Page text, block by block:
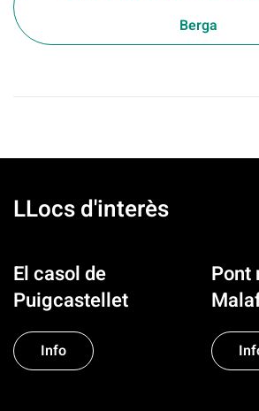
Berga
LLocs d'interès
El casol de
Puigcastellet
Info
Pont